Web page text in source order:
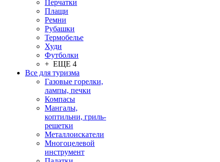
Перчатки
Плащи
Ремни
Рубашки
Термобелье
Худи
Футболки
+ ЕЩЕ 4
Все для туризма
Газовые горелки,
лампы, печки
Компасы
Мангалы,
коптильни, гриль-
решетки
Металлоискатели
Многоцелевой
инструмент